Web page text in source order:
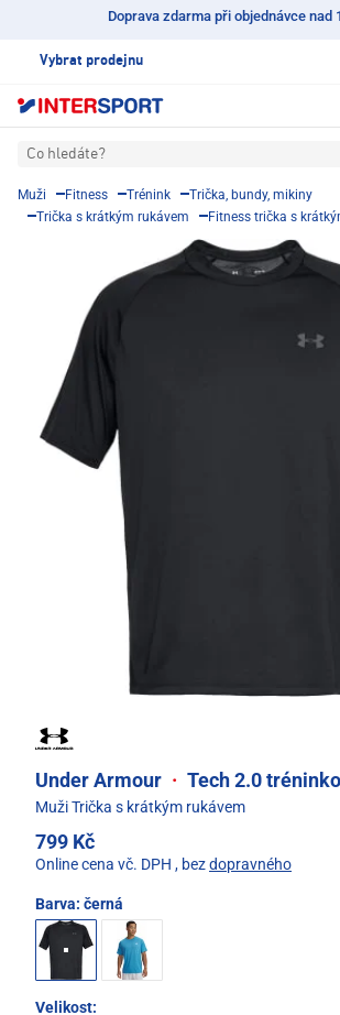
Doprava zdarma při objednávce nad
Vybrat prodejnu
Co hledáte?
Muži Fitness Trénink
Trička, bundy, mikiny
Trička s krátkým rukávem
Fitness trička s
Under Armour · Tech 2.0
Muži Trička s krátkým rukávem
799 Kč
Online cena vč. DPH , bezdopravného
Barva: černá
Velikost: